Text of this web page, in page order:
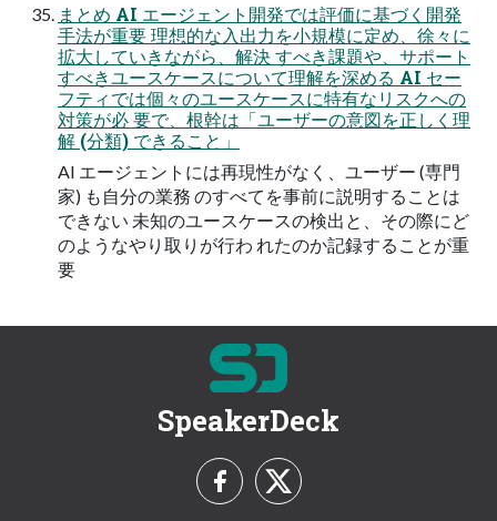
まとめ AI エージェント開発では評価に基づく開発
手法が重要 理想的な入出力を小規模に定め、徐々に
拡大していきながら、解決 すべき課題や、サポート
すべきユースケースについて理解を深める AI セー
フティでは個々のユースケースに特有なリスクへの
対策が必 要で、根幹は「ユーザーの意図を正しく理
解 (分類) できること」
AI エージェントには再現性がなく、ユーザー (専門
家) も自分の業務 のすべてを事前に説明することは
できない 未知のユースケースの検出と、その際にど
のようなやり取りが行わ れたのか記録することが重
要
SpeakerDeck